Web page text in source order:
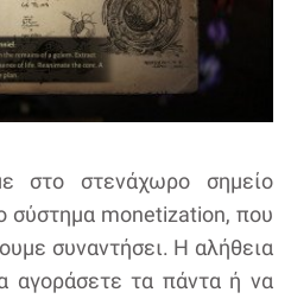
στο στενάχωρο σημείο
σύστημα monetization, που
συναντήσει. Η αλήθεια
αγοράσετε τα πάντα ή να